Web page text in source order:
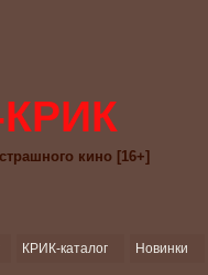
кино [16+]
КРИК-каталог Новинки